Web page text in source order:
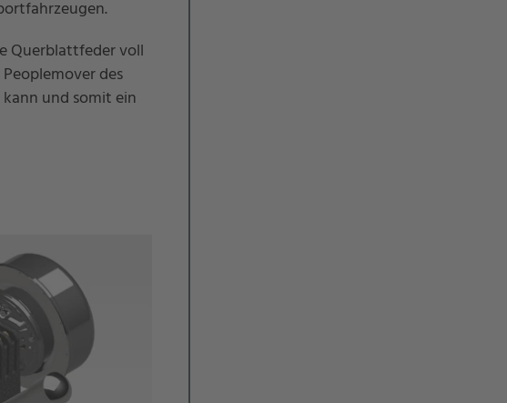
Querblattfeder voll
des
und somit ein